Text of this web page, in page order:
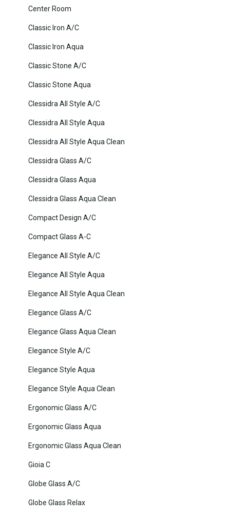
Center Room
Classic Iron A/C
Classic Iron Aqua
Classic Stone A/C
Classic Stone Aqua
Clessidra All Style A/C
Clessidra All Style Aqua
Clessidra All Style Aqua Clean
Clessidra Glass A/C
Clessidra Glass Aqua
Clessidra Glass Aqua Clean
Compact Design A/C
Compact Glass A-C
Elegance All Style A/C
Elegance All Style Aqua
Elegance All Style Aqua Clean
Elegance Glass A/C
Elegance Glass Aqua Clean
Elegance Style A/C
Elegance Style Aqua
Elegance Style Aqua Clean
Ergonomic Glass A/C
Ergonomic Glass Aqua
Ergonomic Glass Aqua Clean
Gioia C
Globe Glass A/C
Globe Glass Relax